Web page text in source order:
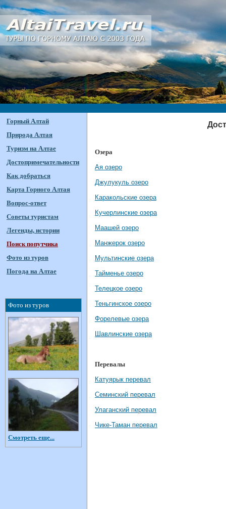
Горный Алтай
Природа Алтая
Туризм на Алтае
Достопримечательности
Как добраться
Карта Горного Алтая
Вопрос-ответ
Советы туристам
Легенды, истории
Поиск попутчика
Фото из туров
Погода на Алтае
Фото из туров
Смотреть еще...
Озера
Ая озеро
Джулукуль озеро
Каракольские озера
Кучерлинские озера
Маашей озеро
Манжерок озеро
Мультинские озера
Тайменье озеро
Телецкое озеро
Теньгинское озеро
Форелевые озера
Шавлинские озера
Перевалы
Катуярык перевал
Семинский перевал
Улаганский перевал
Чике-Таман перевал